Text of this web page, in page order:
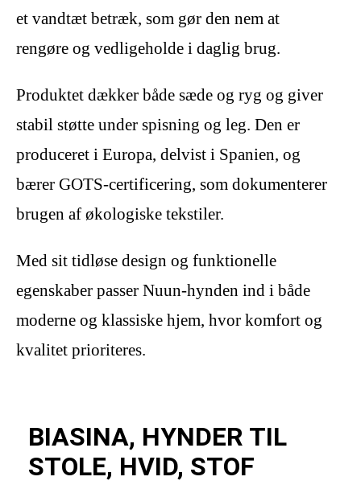
et vandtæt betræk, som gør den nem at
rengøre og vedligeholde i daglig brug.
Produktet dækker både sæde og ryg og giver
stabil støtte under spisning og leg. Den er
produceret i Europa, delvist i Spanien, og
bærer GOTS-certificering, som dokumenterer
brugen af økologiske tekstiler.
Med sit tidløse design og funktionelle
egenskaber passer Nuun-hynden ind i både
moderne og klassiske hjem, hvor komfort og
kvalitet prioriteres.
BIASINA, HYNDER TIL
STOLE, HVID, STOF